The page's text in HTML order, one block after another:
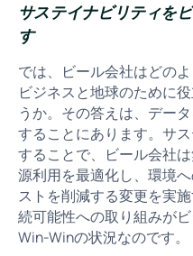
サステイナビリティを
す
では、ビール会社はどの
ビジネスと地球のために
うか。その答えは、デー
することにあります。サ
することで、ビール会社
源利用を最適化し、環境
ストを削減する変更を実
続可能性への取り組みが
Win-Winの状況なのです。